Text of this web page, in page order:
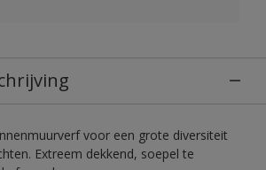
voor een grote diversiteit
Extreem dekkend, soepel te